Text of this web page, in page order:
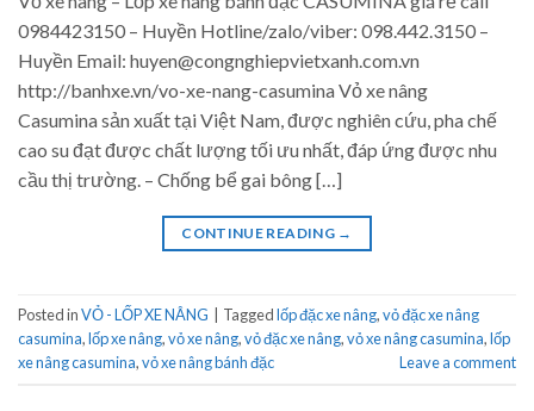
0984423150 – Huyền Hotline/zalo/viber: 098.442.3150 –
Huyền Email: huyen@congnghiepvietxanh.com.vn
http://banhxe.vn/vo-xe-nang-casumina Vỏ xe nâng
Casumina sản xuất tại Việt Nam, được nghiên cứu, pha chế
cao su đạt được chất lượng tối ưu nhất, đáp ứng được nhu
cầu thị trường. – Chống bể gai bông […]
CONTINUE READING →
Posted inVỎ - LỐP XE NÂNG Taggedlốp đặc xe nâng,vỏ đặc xe nâng
casumina,lốp xe nâng,vỏ xe nâng,vỏ đặc xe nâng,vỏ xe nâng casumina,lốp
xe nâng casumina,vỏ xe nâng bánh đặc Leave a comment